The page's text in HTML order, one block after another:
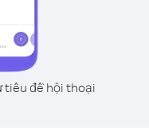
tiêu đề hội thoại